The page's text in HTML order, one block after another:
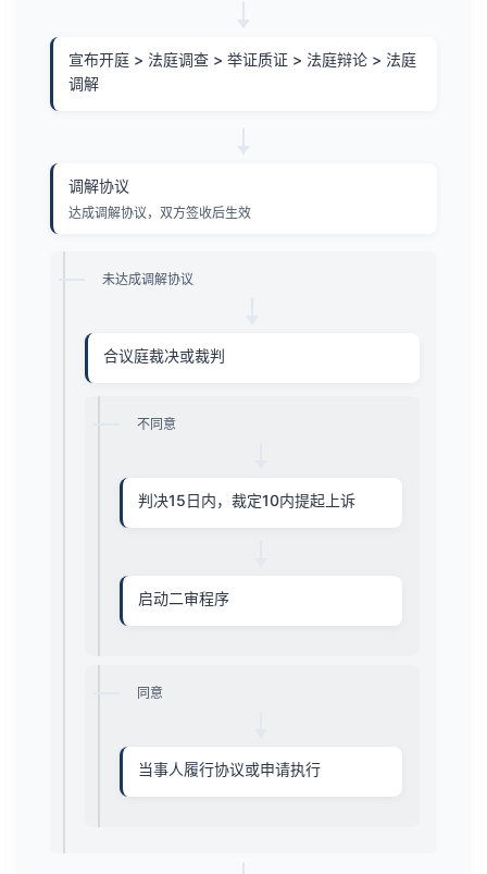
宣布开庭 > 法庭调查 > 举证质证 > 法庭辩论 > 法庭
调解
调解协议
达成调解协议，双方签收后生效
未达成调解协议
合议庭裁决或裁判
不同意
判决15日内，裁定10内提起上诉
启动二审程序
同意
当事人履行协议或申请执行